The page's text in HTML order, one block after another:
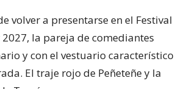
volver a presentarse en el Festival
la pareja de comediantes
y con el vestuario característico
El traje rojo de Peñeteñe y la